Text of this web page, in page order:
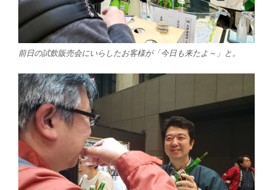
前日の試飲販売会にいらしたお客様が「今日も来たよ～」と。